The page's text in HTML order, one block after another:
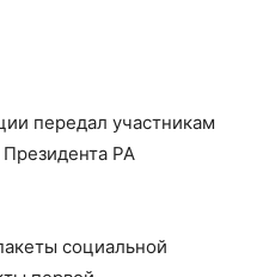
передал участникам
РА
социальной